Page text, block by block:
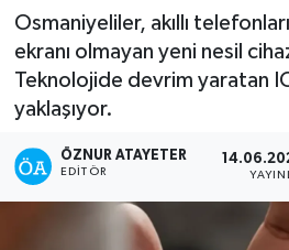
Osmaniyeliler, akıllı
ekranı olmayan yeni nesil
Teknolojide devrim yaratan
yaklaşıyor.
ÖZNUR ATAYETER
EDITÖR